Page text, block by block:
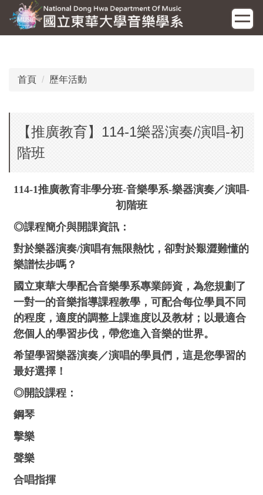
到
主
首頁 歷年活動
【推廣教育】114-1樂器演奏/演唱-初
階班
114-1推廣教育非學分班-音樂學系-樂器演奏／演唱-
初階班
◎課程簡介與開課資訊：
對於樂器演奏/演唱有無限熱忱，卻對於艱澀難懂的
樂譜怯步嗎？
國立東華大學配合音樂學系專業師資，為您規劃了
一對一的音樂指導課程教學， 可配合每位學員不同
的程度，適度的調整上課進度以及教材；以最適合
您個人的學習步伐，帶您進入音樂的世界。
希望學習樂器演奏／演唱的學員們，這是您學習的
最好選擇！
◎開設課程：
鋼琴
擊樂
聲樂
合唱指揮